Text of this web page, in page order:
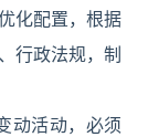
化配置，根据
行政法规，制
动活动，必须